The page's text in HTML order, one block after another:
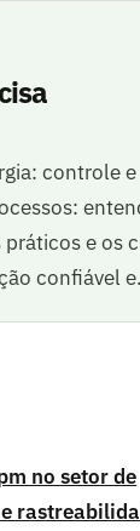
controle e
e os
confiável
no setor de